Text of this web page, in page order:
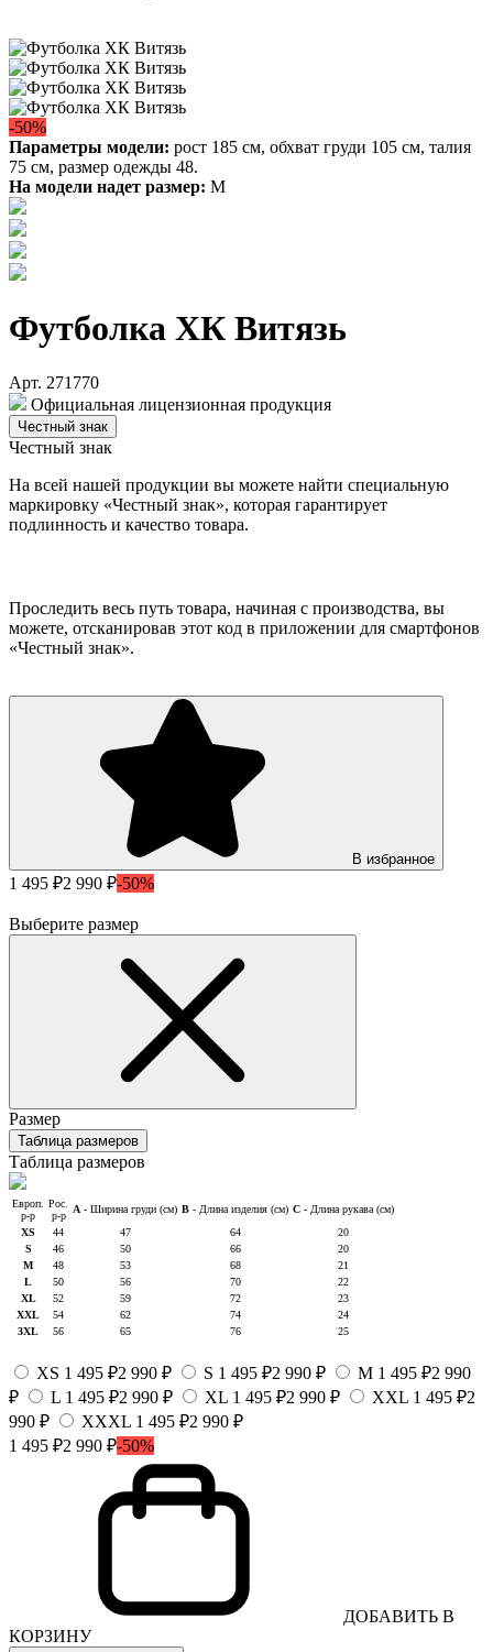
-50%
Параметры модели: рост 185 см, обхват груди 105 см, талия
75 см, размер одежды 48.
На модели надет размер: М
Футболка ХК Витязь
Арт. 271770
Официальная лицензионная продукция
Честный знак
Честный знак
На всей нашей продукции вы можете найти специальную
маркировку «Честный знак», которая гарантирует
подлинность и качество товара.
Проследить весь путь товара, начиная с производства, вы
можете, отсканировав этот код в приложении для смартфонов
«Честный знак».
В избранное
1 495 ₽2 990 ₽-50%
Выберите размер
Размер
Таблица размеров
Таблица размеров
Европ.
р-р
Рос.
р-р
A - Ширина груди (см) B - Длина изделия (см) C - Длина рукава (см)
XS
44 47 64
20
S
46 50 66
20
M
48 53 68
21
L
50 56 70
22
XL
52 59 72
23
XXL
54 62 74
24
3XL
56 65 76 25
XS 1 495 ₽2 990 ₽ S 1 495 ₽2 990 ₽ M 1 495 ₽2 990
₽
L 1 495 ₽2 990 ₽ XL 1 495 ₽2 990 ₽ XXL 1 495 ₽2
990 ₽
XXXL 1 495 ₽2 990 ₽
1 495 ₽2 990 ₽-50%
ДОБАВИТЬ В
КОРЗИНУ